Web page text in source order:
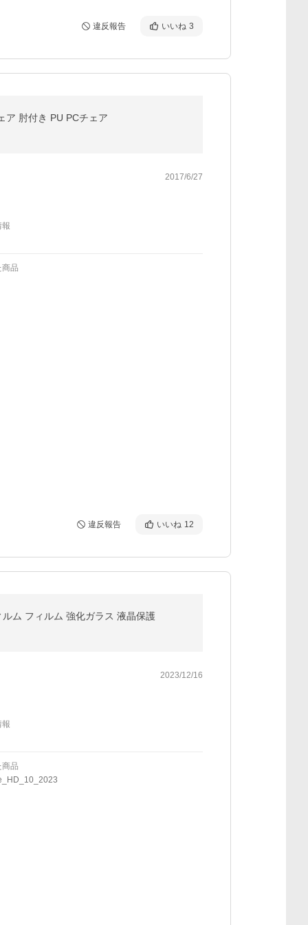
違反報告 いいね 3
ア 肘付き PU PCチェア
2017/6/27
報
品
違反報告 いいね 12
ム フィルム 強化ガラス 液晶保護
2023/12/16
報
品